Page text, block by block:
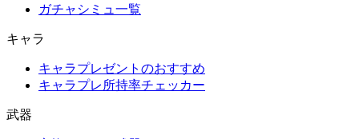
ガチャシミュ一覧
キャラ
キャラプレゼントのおすすめ
キャラプレ所持率チェッカー
武器